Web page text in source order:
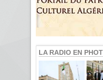
LA RADIO EN